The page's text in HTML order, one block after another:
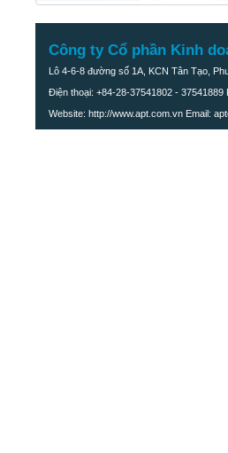
Công ty Cổ phần Kinh
Lô 4-6-8 đường số 1A, KCN Tân Tạo,
Điện thoại: +84-28-37541802 - 37541889
Website: http://www.apt.com.vn Email: